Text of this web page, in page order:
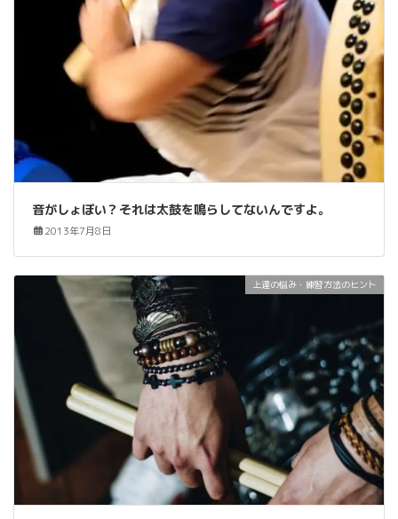
音がしょぼい？それは太鼓を鳴らしてないんですよ。
2013年7月8日
上達の悩み・練習方法のヒント